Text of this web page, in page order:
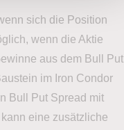
sich die Position
wenn die Aktie
aus dem Bull Put
im Iron Condor
Bull Put Spread mit
eine zusätzliche